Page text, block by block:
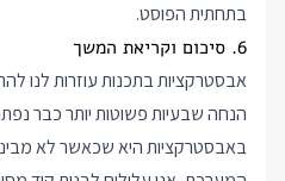
בתחתית הפוסט.
6. סיכום וקריאת המשך
אבסטרקציות בתכנות עוזרות לנו
הנחה שבעיות פשוטות יותר כבר
באבסטרקציות היא שכאשר לא